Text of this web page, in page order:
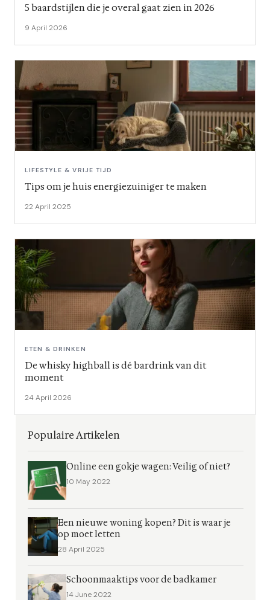
5 baardstijlen die je overal gaat zien in 2026
9 April 2026
LIFESTYLE & VRIJE TIJD
Tips om je huis energiezuiniger te maken
22 April 2025
ETEN & DRINKEN
De whisky highball is dé bardrink van dit
moment
24 April 2026
Populaire Artikelen
Online een gokje wagen: Veilig of niet?
10 May 2022
Een nieuwe woning kopen? Dit is waar je
op moet letten
28 April 2025
Schoonmaaktips voor de badkamer
14 June 2022